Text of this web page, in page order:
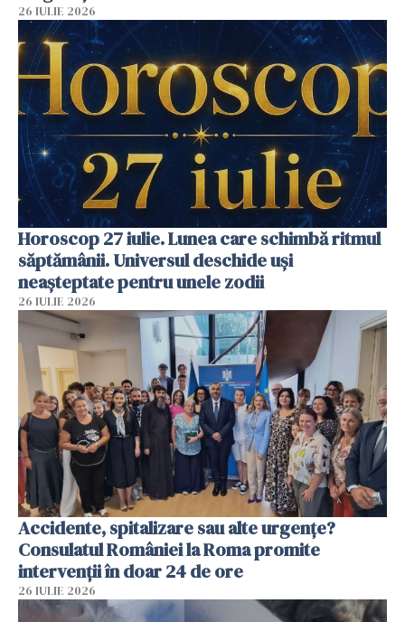
26 IULIE 2026
Horoscop 27 iulie. Lunea care schimbă ritmul
săptămânii. Universul deschide uși
neașteptate pentru unele zodii
26 IULIE 2026
Accidente, spitalizare sau alte urgențe?
Consulatul României la Roma promite
intervenții în doar 24 de ore
26 IULIE 2026